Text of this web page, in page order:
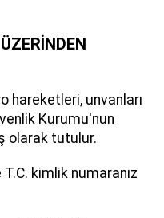
hareketleri, unvanları
Kurumu'nun
olarak tutulur.
kimlik numaranız